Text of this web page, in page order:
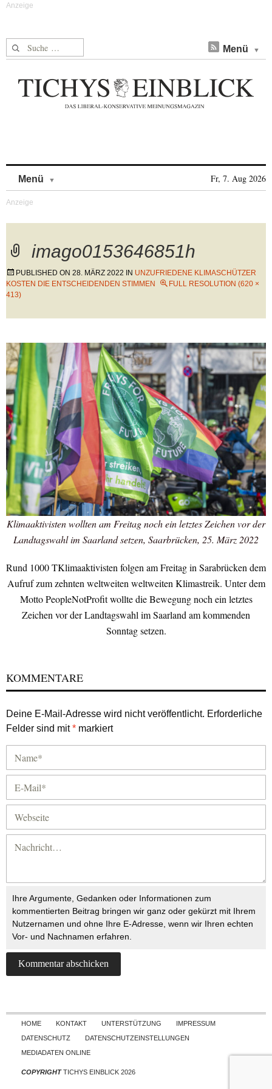
Suche nach: Menü
Menü Fr, 7. Aug 2026
imago0153646851h
PUBLISHED ON 28. MÄRZ 2022 IN UNZUFRIEDENE KLIMASCHÜTZER
KOSTEN DIE ENTSCHEIDENDEN STIMMEN
FULL RESOLUTION (620 ×
413)
Klimaaktivisten wollten am Freitag noch ein letztes Zeichen vor der
Landtagswahl im Saarland setzen, Saarbrücken, 25. März 2022
Rund 1000 TKlimaaktivisten folgen am Freitag in Sarabrücken dem
Aufruf zum zehnten weltweiten weltweiten Klimastreik. Unter dem
Motto PeopleNotProfit wollte die Bewegung noch ein letztes
Zeichen vor der Landtagswahl im Saarland am kommenden
Sonntag setzen.
KOMMENTARE
Deine E-Mail-Adresse wird nicht veröffentlicht. Erforderliche
Felder sind mit* markiert
Ihre Argumente, Gedanken oder Informationen zum
kommentierten Beitrag bringen wir ganz oder gekürzt mit Ihrem
Nutzernamen und ohne Ihre E-Adresse, wenn wir Ihren echten
Vor- und Nachnamen erfahren.
Skip to content
HOME KONTAKT UNTERSTÜTZUNG
IMPRESSUM
DATENSCHUTZ
DATENSCHUTZEINSTELLUNGEN
MEDIADATEN ONLINE
COPYRIGHTTICHYS EINBLICK 2026